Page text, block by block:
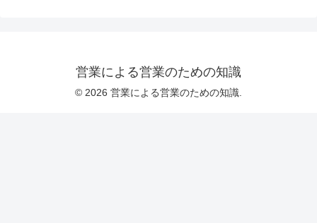
営業による営業のための知識
© 2026 営業による営業のための知識.